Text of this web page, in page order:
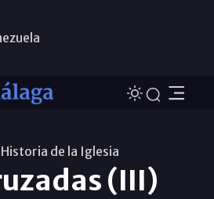
Historia de la Iglesia
(III)